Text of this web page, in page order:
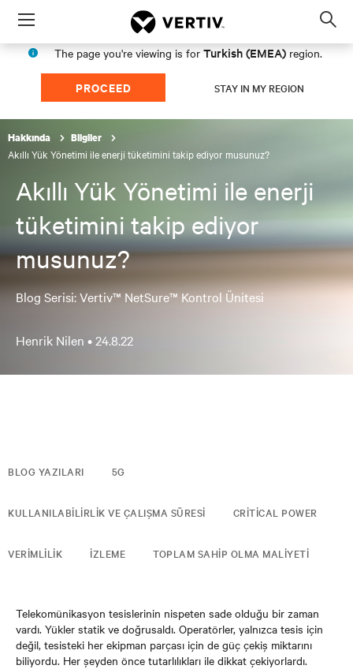
Menu
The page you're viewing is for Turkish (EMEA) region.
PROCEED STAY IN MY REGION
Hakkında Bilgiler
Akıllı Yük Yönetimi ile enerji tüketimini takip ediyor musunuz?
Akıllı Yük Yönetimi ile enerji
tüketimini takip ediyor
musunuz?
Blog Serisi: Vertiv™ NetSure™ Kontrol Ünitesi
Henrik Nilen •24.8.22
BLOG YAZILARI 5G
KULLANILABILIRLIK VE ÇALIŞMA SÜRESI CRITICAL POWER
VERIMLILIK İZLEME TOPLAM SAHIP OLMA MALIYETI
Telekomünikasyon tesislerinin nispeten sade olduğu bir zaman
vardı. Yükler statik ve doğrusaldı. Operatörler, yalnızca tesis için
değil, tesisteki her ekipman parçası için de güç çekiş miktarını
biliyordu. Her şeyden önce tutarlılıkları ile dikkat çekiyorlardı.